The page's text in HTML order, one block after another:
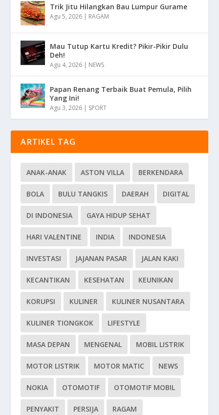
Trik Jitu Hilangkan Bau Lumpur Gurame
Agu 5, 2026 | RAGAM
Mau Tutup Kartu Kredit? Pikir-Pikir Dulu
Deh!
Agu 4, 2026 | NEWS
Papan Renang Terbaik Buat Pemula, Pilih
Yang Ini!
Agu 3, 2026 | SPORT
ARTIKEL TAG
ANAK-ANAK ASTON VILLA BERKENDARA
BOLA BULU TANGKIS DAERAH DIGITAL
DI INDONESIA GAYA HIDUP SEHAT
HARI VALENTINE INDIA INDONESIA
INVESTASI JAJANAN PASAR JALAN KAKI
KECANTIKAN KESEHATAN KEUNIKAN
KORUPSI KULINER KULINER NUSANTARA
KULINER TIONGKOK LIFESTYLE
MASA DEPAN MENGENAL MOBIL LISTRIK
MOTOR LISTRIK MOTOR MATIC NEWS
NOKIA OTOMOTIF OTOMOTIF MOBIL
PENYAKIT PERSIJA RAGAM